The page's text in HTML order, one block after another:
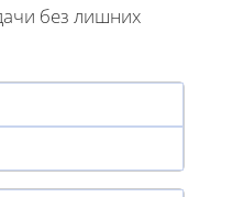
без лишних